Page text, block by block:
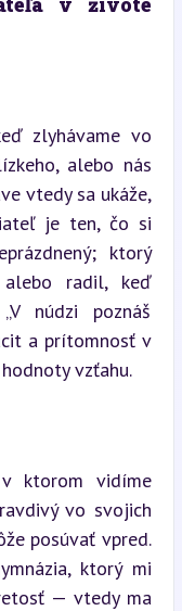
zlyhávame vo
alebo nás
vtedy sa ukáže,
je ten, čo si
ktorý
radil, keď
núdzi poznáš
a prítomnosť v
vzťahu.
ktorom vidíme
vo svojich
posúvať vpred.
ktorý mi
— vtedy ma